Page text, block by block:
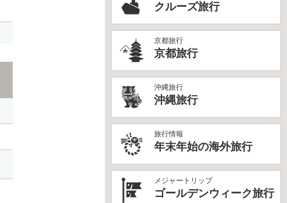
クルーズ旅行
京都旅行
京都旅行
沖縄旅行
沖縄旅行
旅行情報
年末年始の海外旅行
メジャートリップ
ゴールデンウィーク旅行